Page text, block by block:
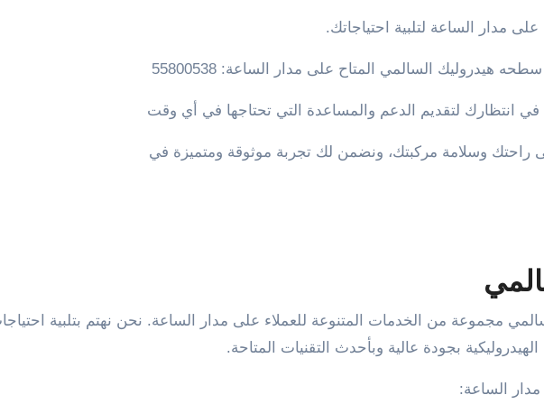
على مدار الساعة لتلبية احتياجاتك.
هيدروليك السالمي المتاح على مدار الساعة: 55800538
انتظارك لتقديم الدعم والمساعدة التي تحتاجها في أي وقت
راحتك وسلامة مركبتك، ونضمن لك تجربة موثوقة ومتميزة في
مجموعة من الخدمات المتنوعة للعملاء على مدار الساعة. نحن نهتم بتلبية
بجودة عالية وبأحدث التقنيات المتاحة.
الساعة: